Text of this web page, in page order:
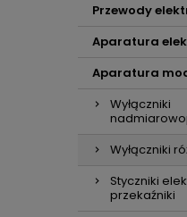
Przewody
Aparatura
Aparatura
Wyłączniki
Wyłączniki
Styczniki
przekaźniki